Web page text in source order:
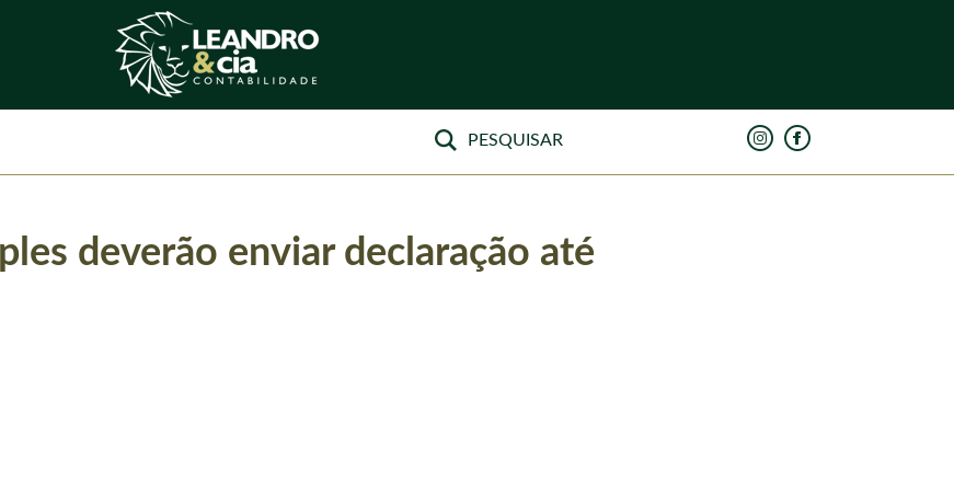
deverão enviar declaração até